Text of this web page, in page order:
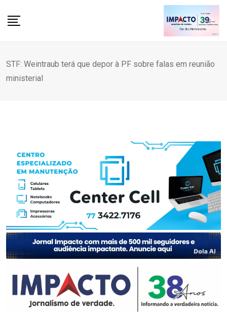
STF: Weintraub terá que depor à PF sobre falas em reunião
ministerial